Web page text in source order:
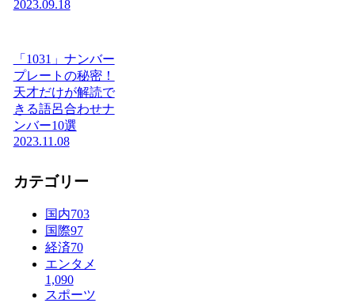
2023.09.18
「1031」ナンバー
プレートの秘密！
天才だけが解読で
きる語呂合わせナ
ンバー10選
2023.11.08
カテゴリー
国内703
国際97
経済70
エンタメ
1,090
スポーツ